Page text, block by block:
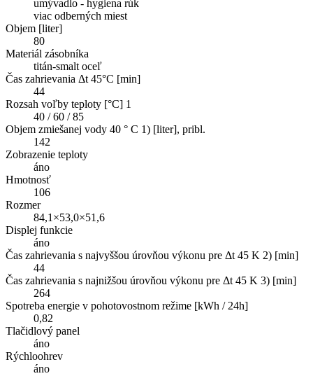
umývadlo - hygiena rúk
viac odberných miest
Objem [liter]
80
Materiál zásobníka
titán-smalt oceľ
Čas zahrievania Δt 45°C [min]
44
Rozsah voľby teploty [°C] 1
40 / 60 / 85
Objem zmiešanej vody 40 ° C 1) [liter], pribl.
142
Zobrazenie teploty
áno
Hmotnosť
106
Rozmer
84,1×53,0×51,6
Displej funkcie
áno
Čas zahrievania s najvyššou úrovňou výkonu pre Δt 45 K 2) [min]
44
Čas zahrievania s najnižšou úrovňou výkonu pre Δt 45 K 3) [min]
264
Spotreba energie v pohotovostnom režime [kWh / 24h]
0,82
Tlačidlový panel
áno
Rýchloohrev
áno